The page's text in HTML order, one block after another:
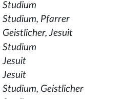
Studium
Studium, Pfarrer
Geistlicher, Jesuit
Studium
Jesuit
Jesuit
Studium, Geistlicher